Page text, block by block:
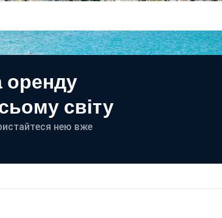
оренду
світу
нею вже